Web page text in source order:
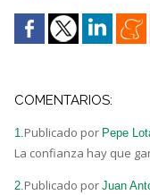
COMENTARIOS:
1.Publicado por Pepe
La confianza hay que
2.Publicado por Juan